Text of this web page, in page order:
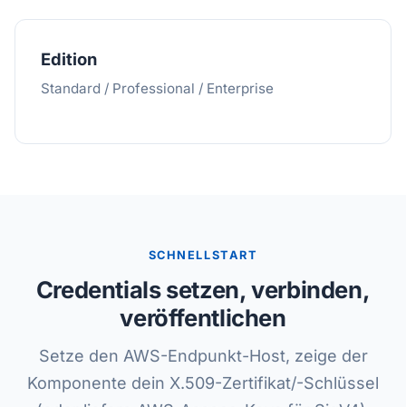
Edition
Standard / Professional / Enterprise
SCHNELLSTART
Credentials setzen, verbinden,
veröffentlichen
Setze den AWS-Endpunkt-Host, zeige der
Komponente dein X.509-Zertifikat/-Schlüssel